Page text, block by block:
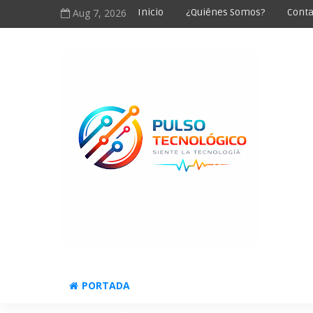
Aug 7, 2026 Inicio ¿Quiénes Somos?
PORTADA